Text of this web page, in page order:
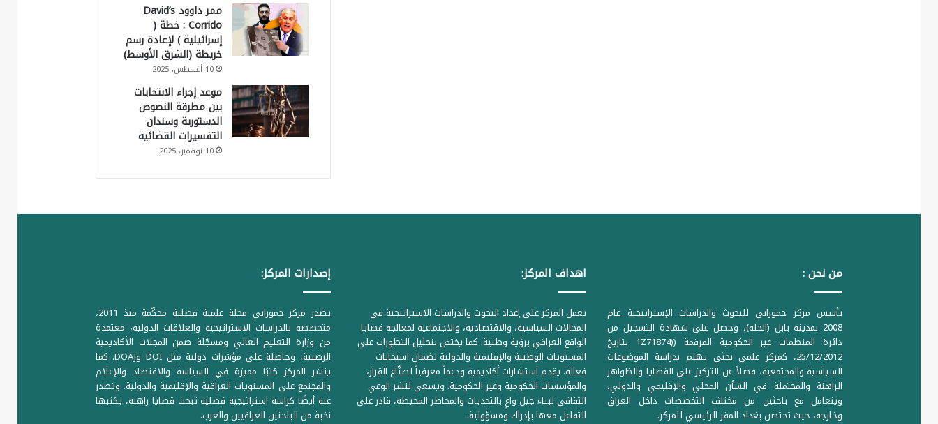
ممر داوود David’s
Corrido : خطة (
إسرائيلية ) لإعادة رسم
خريطة (الشرق الأوسط)
10 أغسطس، 2025
موعد إجراء الانتخابات
بين مطرقة النصوص
الدستورية وسندان
التفسيرات القضائية
10 نوفمبر، 2025
من نحن :
تأسس مركز حمورابي للبحوث والدراسات الإستراتيجية عام
2008 بمدينة بابل (الحلة)، وحصل على شهادة التسجيل من
دائرة المنظمات غير الحكومية المرقمة ((1Z71874 بتاريخ
25/12/2012، كمركز علمي بحثي يهتم بدراسة الموضوعات
السياسية والمجتمعية، فضلاً عن التركيز على القضايا والظواهر
الراهنة والمحتملة في الشأن المحلي والإقليمي والدولي،
ويتعامل مع باحثين من مختلف التخصصات داخل العراق
وخارجه، حيث تحتضن بغداد المقر الرئيسي للمركز.
اهداف المركز:
يعمل المركز على إعداد البحوث والدراسات الاستراتيجية في
المجالات السياسية، والاقتصادية، والاجتماعية لمعالجة قضايا
الواقع العراقي برؤية وطنية. كما يختص بتحليل التطورات على
المستويات الوطنية والإقليمية والدولية لضمان استجابات
فعالة. يقدم استشارات أكاديمية ودعماً معرفياً لصنّاع القرار،
والمؤسسات الحكومية وغير الحكومية. ويسعى لنشر الوعي
الثقافي لبناء جيل واعٍ بالتحديات والمخاطر المحيطة، قادر على
التفاعل معها بإدراك ومسؤولية.
إصدارات المركز:
يصدر مركز حمورابي مجلة علمية فصلية محكّمة منذ 2011،
متخصصة بالدراسات الاستراتيجية والعلاقات الدولية، معتمدة
من وزارة التعليم العالي ومسجّلة ضمن المجلات الأكاديمية
الرصينة، وحاصلة على مؤشرات دولية مثل DOI وDOAJ. كما
ينشر المركز كتبًا مميزة في السياسة والاقتصاد والإعلام
والمجتمع على المستويات العراقية والإقليمية والدولية. وتصدر
عنه أيضًا كراسة استراتيجية فصلية تبحث قضايا راهنة، يكتبها
نخبة من الباحثين العراقيين والعرب.